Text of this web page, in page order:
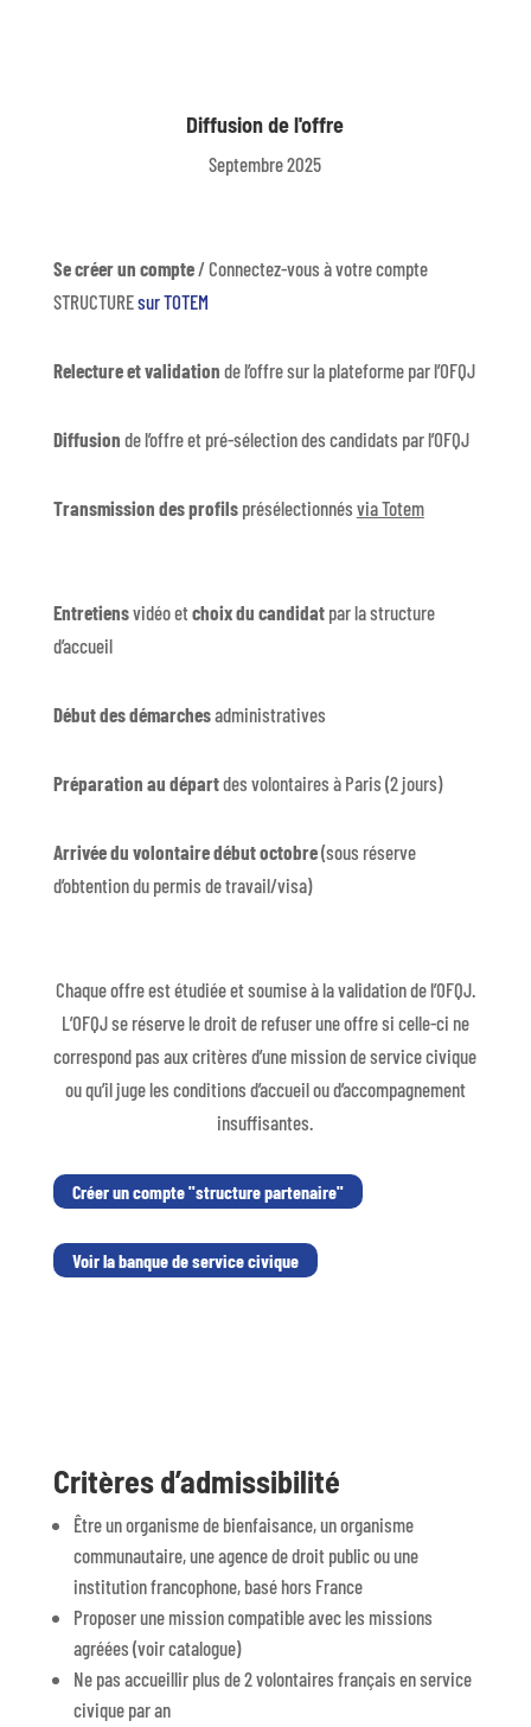
Diffusion de l'offre
Septembre 2025
Se créer un compte/ Connectez-vous à votre compte
STRUCTUREsur TOTEM
Relecture et validation de l’offre sur la plateforme par l’OFQJ
Diffusion de l’offre et pré-sélection des candidats par l’OFQJ
Transmission des profilsprésélectionnés via Totem
Entretiensvidéo etchoix du candidatpar la structure
d’accueil
Début des démarchesadministratives
Préparation au départdes volontaires à Paris (2 jours)
Arrivée du volontaire début octobre(sous réserve
d’obtention du permis de travail/visa)
Chaque offre est étudiée et soumise à la validation de l’OFQJ.
L’OFQJ se réserve le droit de refuser une offre si celle-ci ne
correspond pas aux critères d’une mission de service civique
ou qu’il juge les conditions d’accueil ou d’accompagnement
insuffisantes.
Créer un compte "structure partenaire"
Voir la banque de service civique
Critères d’admissibilité
Être un organisme de bienfaisance, un organisme
communautaire, une agence de droit public ou une
institution francophone, basé hors France
Proposer une mission compatible avec les missions
agréées (voir catalogue)
Ne pas accueillir plus de 2 volontaires français en service
civique par an